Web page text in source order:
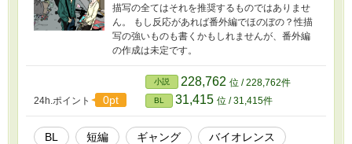
描写の全てはそれを推奨するものではありませ
ん。 もし反応があれば番外編でほのぼの？性描
写の強いものも書くかもしれませんが、番外編
の作成は未定です。
24h.ポイント 0pt
小説 228,762 位 / 228,762件
BL 31,415 位 / 31,415件
BL 短編 ギャング
バイオレンス